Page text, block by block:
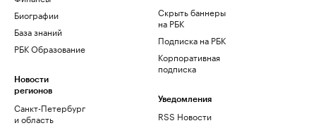
Биографии
База знаний
РБК Образование
Новости
регионов
Санкт-Петербург
и область
Скрыть баннеры
на РБК
Подписка на РБК
Корпоративная
подписка
Уведомления
RSS Новости